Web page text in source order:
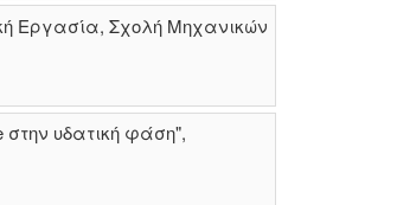
Εργασία, Σχολή Μηχανικών
στην υδατική φάση",